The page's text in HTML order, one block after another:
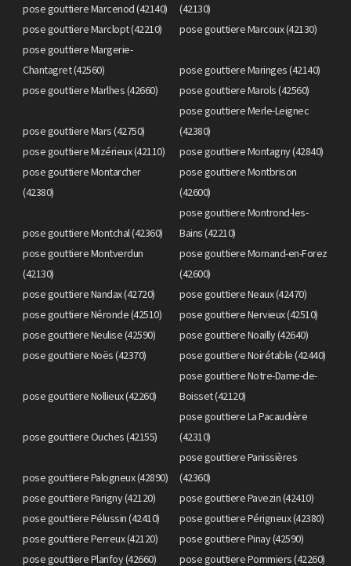
pose gouttiere Marcenod (42140)
(42130)
pose gouttiere Marclopt (42210)
pose gouttiere Marcoux (42130)
pose gouttiere Margerie-
Chantagret (42560)
pose gouttiere Maringes (42140)
pose gouttiere Marlhes (42660)
pose gouttiere Marols (42560)
pose gouttiere Mars (42750)
pose gouttiere Merle-Leignec
(42380)
pose gouttiere Mizérieux (42110)
pose gouttiere Montagny (42840)
pose gouttiere Montarcher
(42380)
pose gouttiere Montbrison
(42600)
pose gouttiere Montchal (42360)
pose gouttiere Montrond-les-
Bains (42210)
pose gouttiere Montverdun
(42130)
pose gouttiere Mornand-en-Forez
(42600)
pose gouttiere Nandax (42720)
pose gouttiere Neaux (42470)
pose gouttiere Néronde (42510)
pose gouttiere Nervieux (42510)
pose gouttiere Neulise (42590)
pose gouttiere Noailly (42640)
pose gouttiere Noës (42370)
pose gouttiere Noirétable (42440)
pose gouttiere Nollieux (42260)
pose gouttiere Notre-Dame-de-
Boisset (42120)
pose gouttiere Ouches (42155)
pose gouttiere La Pacaudière
(42310)
pose gouttiere Palogneux (42890)
pose gouttiere Panissières
(42360)
pose gouttiere Parigny (42120)
pose gouttiere Pavezin (42410)
pose gouttiere Pélussin (42410)
pose gouttiere Périgneux (42380)
pose gouttiere Perreux (42120)
pose gouttiere Pinay (42590)
pose gouttiere Planfoy (42660)
pose gouttiere Pommiers (42260)